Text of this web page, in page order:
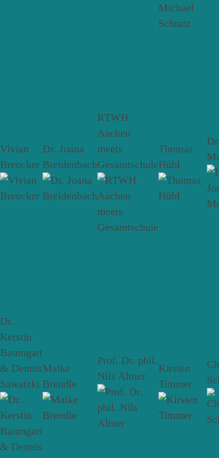
Vivian
Breucker
Dr. Joana
Breidenbach
RTWH
Aachen
meets
Gesamtschule
Thomas
Hübl
Dr.
Kerstin
Baumgart
& Dennis
Sawatzki
Maike
Brendle
Prof. Dr. phil.
Nils Altner
Kirsten
Timmer